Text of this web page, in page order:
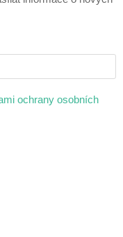
ochrany osobních